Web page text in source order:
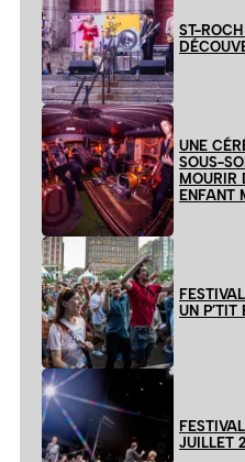
ST-
UNE
SOUS-
MOURIR
ENFANT
UN P’TIT
JUILLET